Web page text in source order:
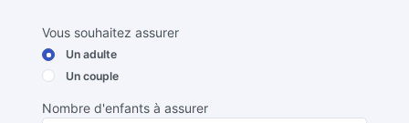
Vous souhaitez assurer
Un adulte
Un couple
Nombre d'enfants à assurer